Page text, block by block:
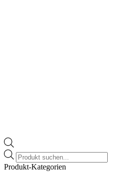
Products
search
Produkt-Kategorien